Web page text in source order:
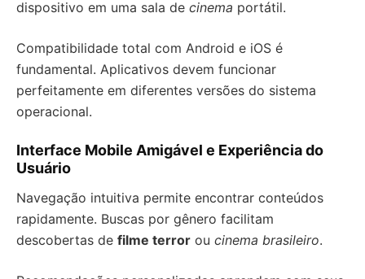
dispositivo em uma sala de cinema portátil.
Compatibilidade total com Android e iOS é
fundamental. Aplicativos devem funcionar
perfeitamente em diferentes versões do sistema
operacional.
Interface Mobile Amigável e Experiência do
Usuário
Navegação intuitiva permite encontrar conteúdos
rapidamente. Buscas por gênero facilitam
descobertas de filme terror ou cinema brasileiro.